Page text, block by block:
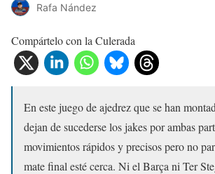
Rafa Nández
Compártelo con la Culerada
En este juego de ajedrez que se han
dejan de sucederse los jakes por ambas
movimientos rápidos y precisos pero no
mate final esté cerca. Ni el Barça ni Ter